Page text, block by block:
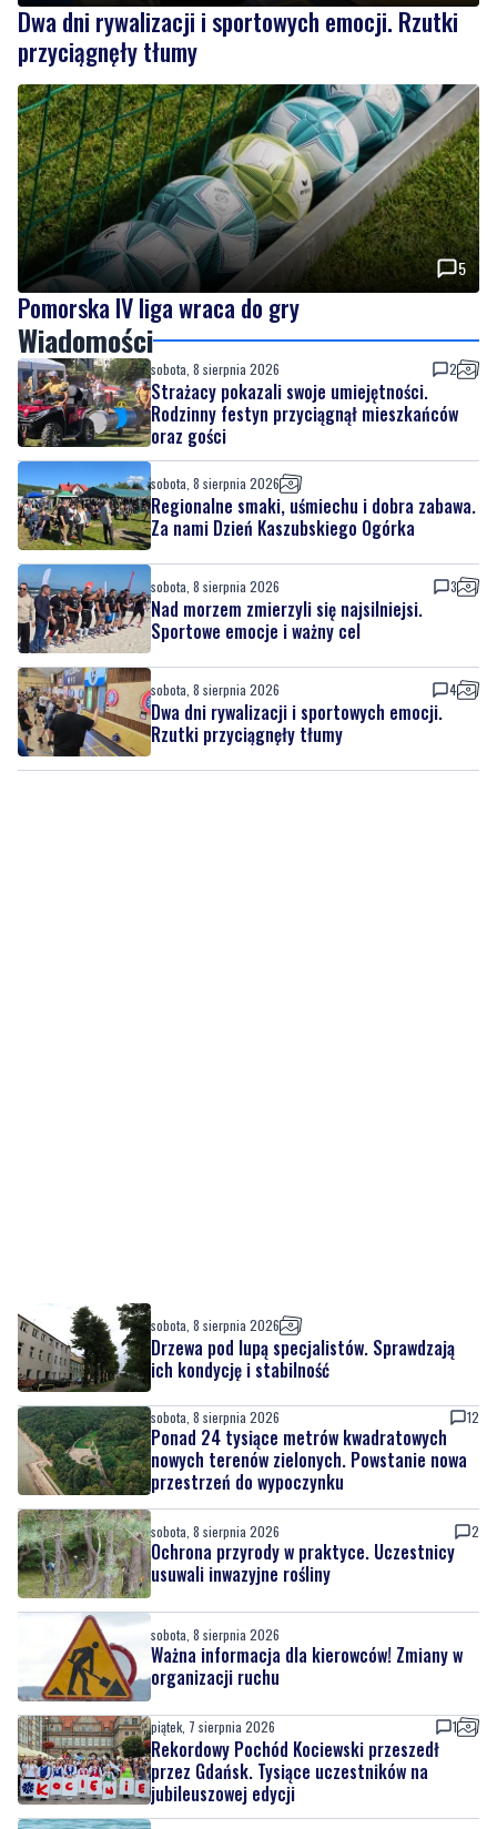
Dwa dni rywalizacji i sportowych emocji. Rzutki
przyciągnęły tłumy
5
Pomorska IV liga wraca do gry
Wiadomości
sobota, 8 sierpnia 2026 2
Strażacy pokazali swoje umiejętności.
Rodzinny festyn przyciągnął mieszkańców
oraz gości
sobota, 8 sierpnia 2026
Regionalne smaki, uśmiechu i dobra zabawa.
Za nami Dzień Kaszubskiego Ogórka
sobota, 8 sierpnia 2026 3
Nad morzem zmierzyli się najsilniejsi.
Sportowe emocje i ważny cel
sobota, 8 sierpnia 2026 4
Dwa dni rywalizacji i sportowych emocji.
Rzutki przyciągnęły tłumy
sobota, 8 sierpnia 2026
Drzewa pod lupą specjalistów. Sprawdzają
ich kondycję i stabilność
sobota, 8 sierpnia 2026 12
Ponad 24 tysiące metrów kwadratowych
nowych terenów zielonych. Powstanie nowa
przestrzeń do wypoczynku
sobota, 8 sierpnia 2026 2
Ochrona przyrody w praktyce. Uczestnicy
usuwali inwazyjne rośliny
sobota, 8 sierpnia 2026
Ważna informacja dla kierowców! Zmiany w
organizacji ruchu
piątek, 7 sierpnia 2026 1
Rekordowy Pochód Kociewski przeszedł
przez Gdańsk. Tysiące uczestników na
jubileuszowej edycji